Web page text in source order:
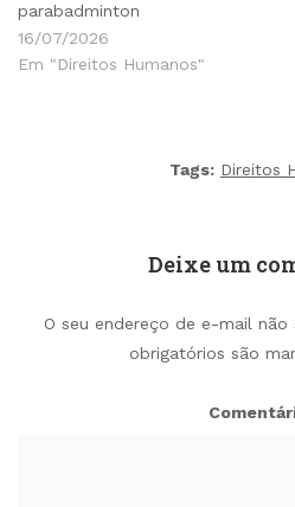
parabadminton
16/07/2026
Em "Direitos Humanos"
Tags: Direitos
Deixe um
O seu endereço de e-mail não
obrigatórios são